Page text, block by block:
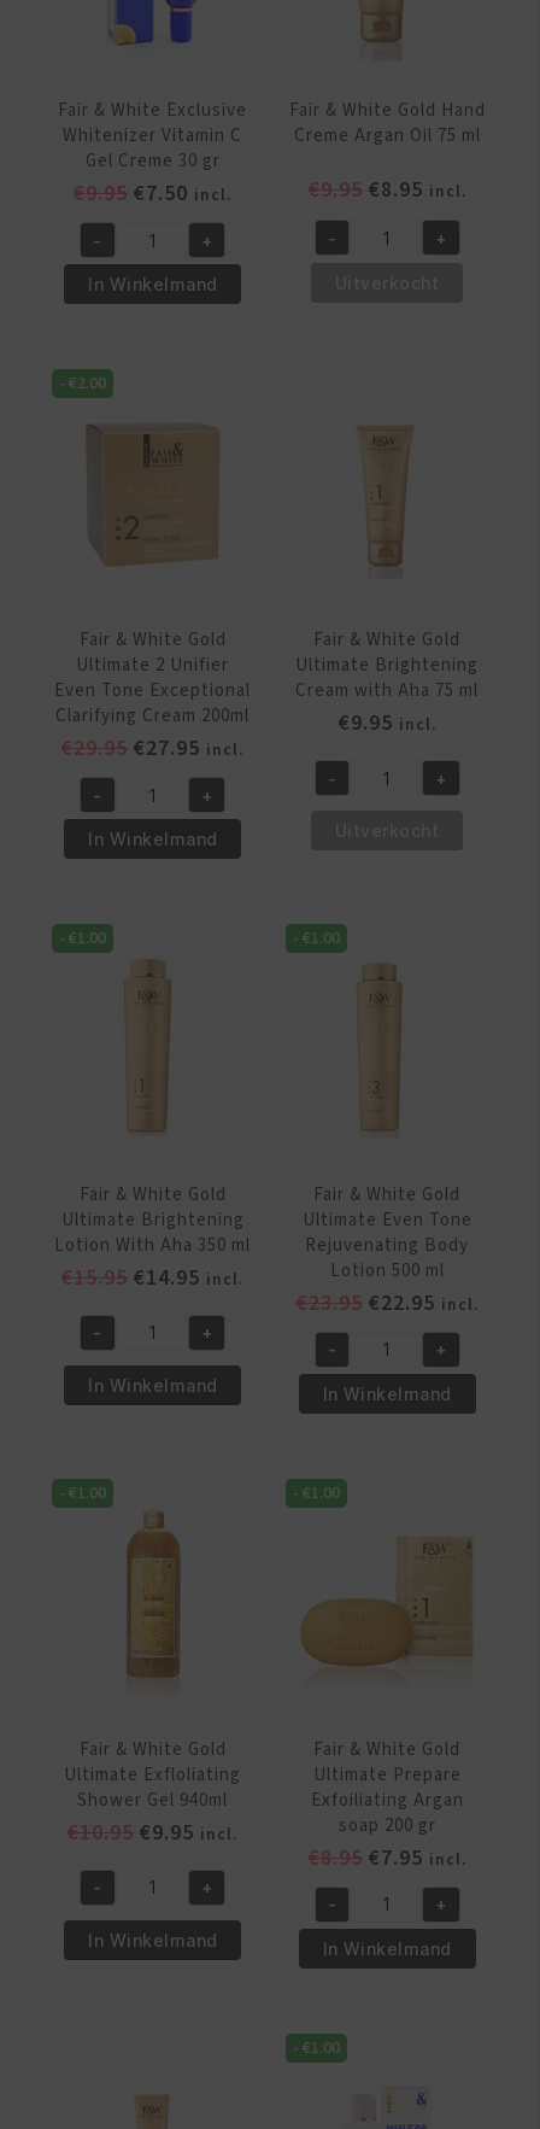
aantal
Fair & White Exclusive
Whitenizer Vitamin C
Gel Creme 30 gr
€9.95 Oorspronkelijke
was:
€9.95.
€7.50 Huidige
prijs
is:
€7.50.
incl.
Fair
&
White
Whitenizer
Vitamin
C
gr
aantal
- +
In Winkelmand
Fair & White Gold Hand
Creme Argan Oil 75 ml
€9.95 Oorspronkelijke
was:
€8.95Huidige
prijs
is:
incl.
Fair
Argan
- +
-€2.00
Fair & White Gold
Ultimate 2 Unifier
Even Tone Exceptional
Clarifying Cream 200ml
€29.95 Oorspronkelijke
was:
€29.95.
€27.95 Huidige
prijs
is:
€27.95.
incl.
Fair
&
White
Ultimate
2
Clarifying
aantal
- +
In Winkelmand
Fair & White Gold
Ultimate Brightening
Cream with Aha 75 ml
€9.95 incl.
Fair
Brightening
Cream
- +
-€1.00
Fair & White Gold
Ultimate Brightening
Lotion With Aha 350 ml
€15.95 Oorspronkelijke
was:
€15.95.
€14.95 Huidige
is:
€14.95.
incl.
Fair
&
White
Brightening
aantal
- +
In Winkelmand
-€1.00
Fair & White Gold
Ultimate Even Tone
Rejuvenating Body
Lotion 500 ml
€23.95 Oorspronkelijke
was:
€23.95.
€22.95Huidige
prijs
is:
€22.95.
incl.
Fair
&
White
Ultimate
Even
Body
500
- +
In Winkelmand
-€1.00
Fair & White Gold
Ultimate Exfloliating
Shower Gel 940ml
€10.95 Oorspronkelijke
was:
€10.95.
€9.95 Huidige
is:
€9.95.
incl.
Fair
&
White
- +
In Winkelmand
-€1.00
Fair & White Gold
Ultimate Prepare
Exfoiliating Argan
soap 200 gr
€8.95 Oorspronkelijke
was:
€8.95.
€7.95Huidige
prijs
is:
€7.95.
incl.
Fair
&
White
Ultimate
Prepare
Exfoiliating
Argan
- +
In Winkelmand
-€1.00